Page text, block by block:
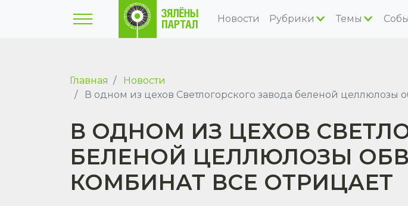
Новости Рубрики Темы
Главная
Новости
В одном из цехов Светлогорского завода беленой целлюлозы
В ОДНОМ ИЗ ЦЕХОВ
БЕЛЕНОЙ ЦЕЛЛЮЛОЗЫ
КОМБИНАТ ВСЕ ОТРИЦАЕТ